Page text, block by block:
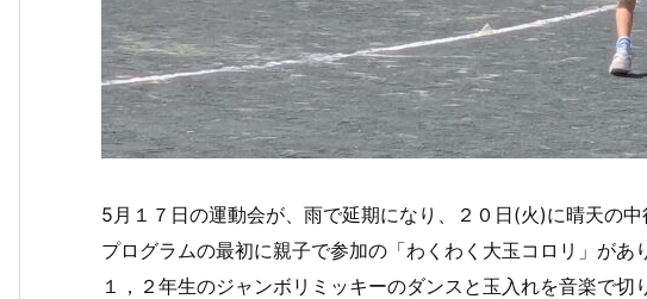
5月１７日の運動会が、雨で延期になり、２０日(火)に晴天の中
プログラムの最初に親子で参加の「わくわく大玉コロリ」があ
１，２年生のジャンボリミッキーのダンスと玉入れを音楽で